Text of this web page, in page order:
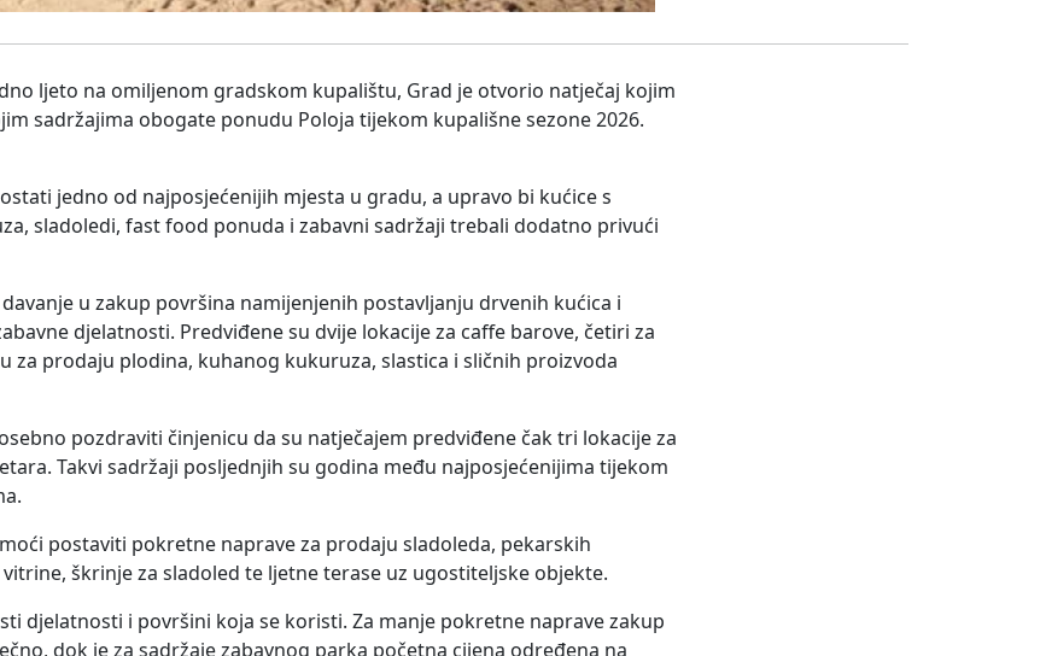
ljeto na omiljenom gradskom kupalištu, Grad je otvorio natječaj kojim
sadržajima obogate ponudu Poloja tijekom kupališne sezone 2026.
jedno od najposjećenijih mjesta u gradu, a upravo bi kućice s
sladoledi, fast food ponuda i zabavni sadržaji trebali dodatno privući
u zakup površina namijenjenih postavljanju drvenih kućica i
djelatnosti. Predviđene su dvije lokacije za caffe barove, četiri za
za prodaju plodina, kuhanog kukuruza, slastica i sličnih proizvoda
pozdraviti činjenicu da su natječajem predviđene čak tri lokacije za
Takvi sadržaji posljednjih su godina među najposjećenijima tijekom
postaviti pokretne naprave za prodaju sladoleda, pekarskih
škrinje za sladoled te ljetne terase uz ugostiteljske objekte.
djelatnosti i površini koja se koristi. Za manje pokretne naprave zakup
dok je za sadržaje zabavnog parka početna cijena određena na